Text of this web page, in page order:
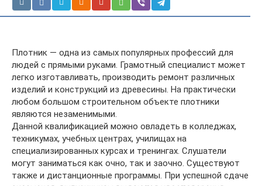
Плотник — одна из самых популярных профессий для
людей с прямыми руками. Грамотный специалист может
легко изготавливать, производить ремонт различных
изделий и конструкций из древесины. На практически
любом большом строительном объекте плотники
являются незаменимыми.
Данной квалификацией можно овладеть в колледжах,
техникумах, учебных центрах, училищах на
специализированных курсах и тренингах. Слушатели
могут заниматься как очно, так и заочно. Существуют
также и дистанционные программы. При успешной сдаче